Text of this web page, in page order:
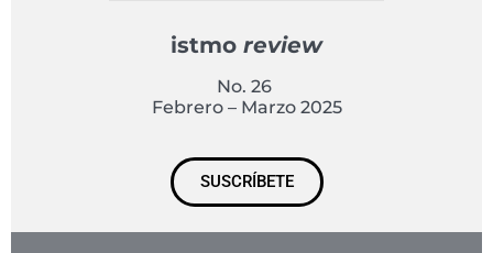
istmo review
No. 26
Febrero – Marzo 2025
SUSCRÍBETE